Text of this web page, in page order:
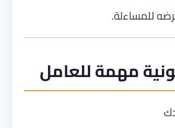
للمساءلة.
مهمة للعامل